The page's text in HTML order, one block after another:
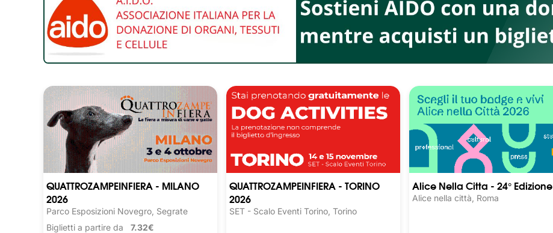
QUATTROZAMPEINFIERA - MILANO
2026
Parco Esposizioni Novegro, Segrate
Biglietti a partire da 7.32€
QUATTROZAMPEINFIERA - TORINO
2026
SET - Scalo Eventi Torino, Torino
Alice Nella Citta - 24° Edizione
Alice nella città, Roma